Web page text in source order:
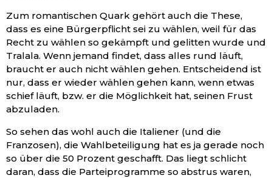
Zum romantischen Quark gehört auch die These,
dass es eine Bürgerpflicht sei zu wählen, weil für das
Recht zu wählen so gekämpft und gelitten wurde und
Tralala. Wenn jemand findet, dass alles rund läuft,
braucht er auch nicht wählen gehen. Entscheidend ist
nur, dass er wieder wählen gehen kann, wenn etwas
schief läuft, bzw. er die Möglichkeit hat, seinen Frust
abzuladen.
So sehen das wohl auch die Italiener (und die
Franzosen), die Wahlbeteiligung hat es ja gerade noch
so über die 50 Prozent geschafft. Das liegt schlicht
daran, dass die Parteiprogramme so abstrus waren,